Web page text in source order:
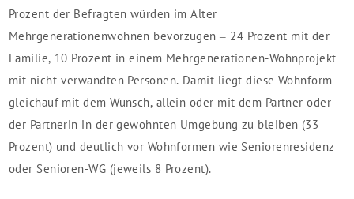
Prozent der Befragten würden im Alter
Mehrgenerationenwohnen bevorzugen – 24 Prozent mit der
Familie, 10 Prozent in einem Mehrgenerationen-Wohnprojekt
mit nicht-verwandten Personen. Damit liegt diese Wohnform
gleichauf mit dem Wunsch, allein oder mit dem Partner oder
der Partnerin in der gewohnten Umgebung zu bleiben (33
Prozent) und deutlich vor Wohnformen wie Seniorenresidenz
oder Senioren-WG (jeweils 8 Prozent).